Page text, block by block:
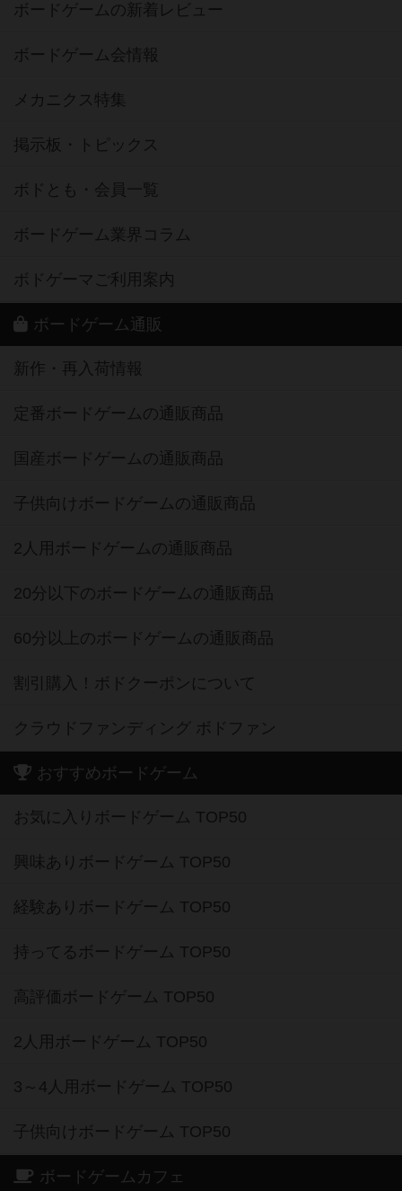
ボードゲームの新着レビュー
ボードゲーム会情報
メカニクス特集
掲示板・トピックス
ボドとも・会員一覧
ボードゲーム業界コラム
ボドゲーマご利用案内
ボードゲーム通販
新作・再入荷情報
定番ボードゲームの通販商品
国産ボードゲームの通販商品
子供向けボードゲームの通販商品
2人用ボードゲームの通販商品
20分以下のボードゲームの通販商品
60分以上のボードゲームの通販商品
割引購入！ボドクーポンについて
クラウドファンディング ボドファン
おすすめボードゲーム
お気に入りボードゲーム TOP50
興味ありボードゲーム TOP50
経験ありボードゲーム TOP50
持ってるボードゲーム TOP50
高評価ボードゲーム TOP50
2人用ボードゲーム TOP50
3～4人用ボードゲーム TOP50
子供向けボードゲーム TOP50
ボードゲームカフェ